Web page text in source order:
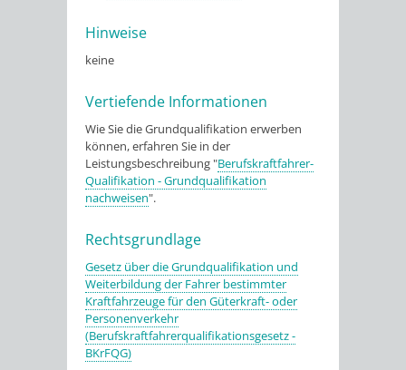
Hinweise
keine
Vertiefende Informationen
Wie Sie die Grundqualifikation erwerben
können, erfahren Sie in der
Leistungsbeschreibung "Berufskraftfahrer-
Qualifikation - Grundqualifikation
nachweisen".
Rechtsgrundlage
Gesetz über die Grundqualifikation und
Weiterbildung der Fahrer bestimmter
Kraftfahrzeuge für den Güterkraft- oder
Personenverkehr
(Berufskraftfahrerqualifikationsgesetz -
BKrFQG)